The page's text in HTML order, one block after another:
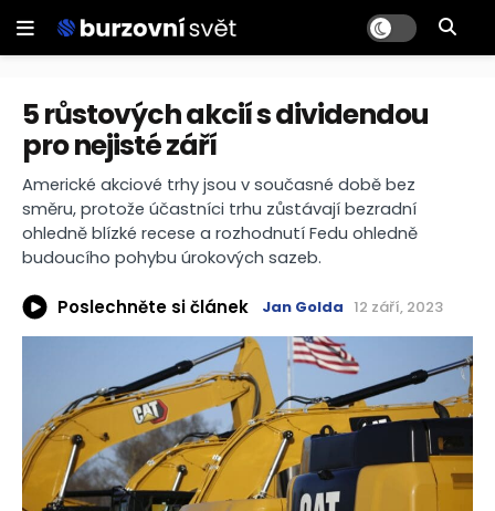
5 růstových akcií s dividendou
pro nejisté září
Americké akciové trhy jsou v současné době bez
směru, protože účastníci trhu zůstávají bezradní
ohledně blízké recese a rozhodnutí Fedu ohledně
budoucího pohybu úrokových sazeb.
Poslechněte si článek Jan Golda 12 září, 2023